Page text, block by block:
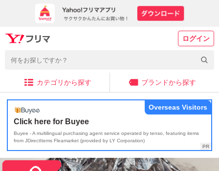
ログイン
カテゴリから探す ブランドから探す
Click here for Buyee
Buyee - A multilingual purchasing agent service operated by tenso, featuring items
from JDirectItems Fleamarket (provided by LY Corporation)
Overseas Visitors